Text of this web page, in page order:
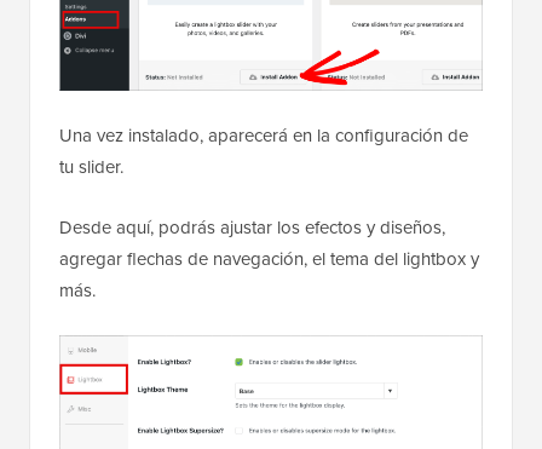
Una vez instalado, aparecerá en la configuración de
tu slider.
Desde aquí, podrás ajustar los efectos y diseños,
agregar flechas de navegación, el tema del lightbox y
más.